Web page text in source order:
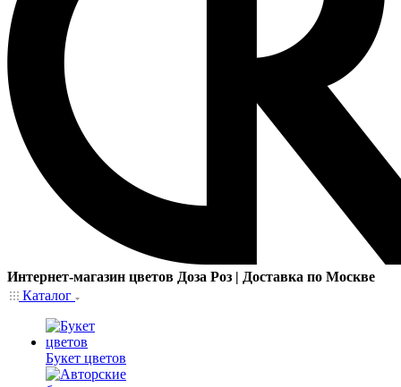
Интернет-магазин цветов Доза Роз | Доставка по Москве
Каталог
Букет цветов